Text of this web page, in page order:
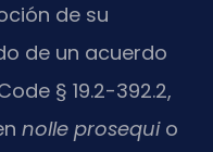
de su
de un acuerdo
§ 19.2-392.2,
nolle prosequio